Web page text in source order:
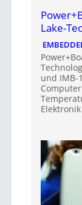
Lake-
und IMB-
Computer